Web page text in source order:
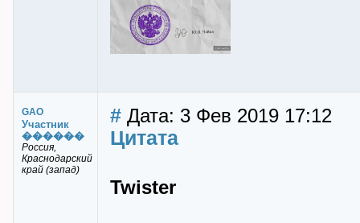
GAO
Участник
������
Россия,
Краснодарский
край (запад)
# Дата: 3 Фев 2019 17:12
Цитата
Twister